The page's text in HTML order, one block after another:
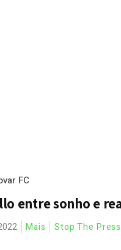
FC
entre sonho e
Mais Stop The Press